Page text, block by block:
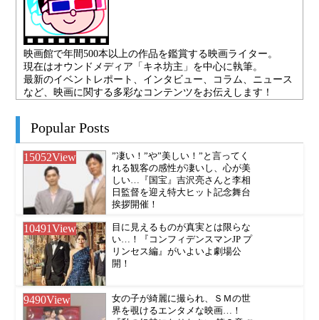
映画館で年間500本以上の作品を鑑賞する映画ライター。
現在はオウンドメディア「キネ坊主」を中心に執筆。
最新のイベントレポート、インタビュー、コラム、ニュース
など、映画に関する多彩なコンテンツをお伝えします！
Popular Posts
15052View
”凄い！”や”美しい！”と言ってく
れる観客の感性が凄いし、心が美
しい…『国宝』吉沢亮さんと李相
日監督を迎え特大ヒット記念舞台
挨拶開催！
10491View
目に見えるものが真実とは限らな
い…！『コンフィデンスマンJP プ
リンセス編』がいよいよ劇場公
開！
9490View
女の子が綺麗に撮られ、ＳＭの世
界を覗けるエンタメな映画…！